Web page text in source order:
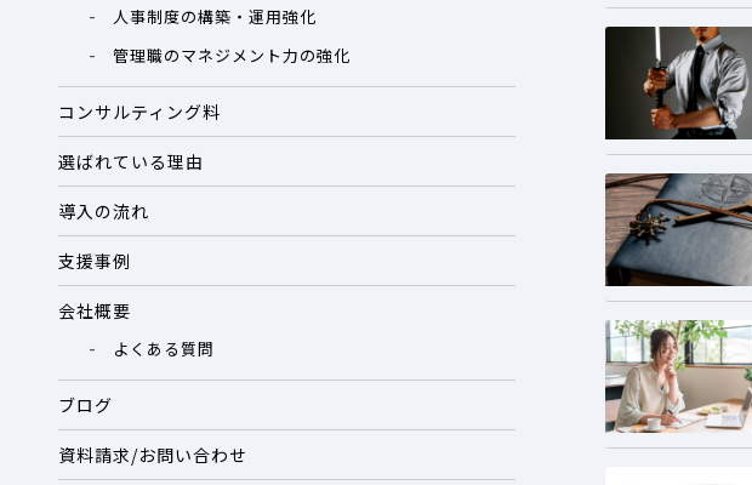
人事制度の構築・運用強化
管理職のマネジメント力の強化
コンサルティング料
選ばれている理由
導入の流れ
支援事例
会社概要
よくある質問
ブログ
資料請求/お問い合わせ